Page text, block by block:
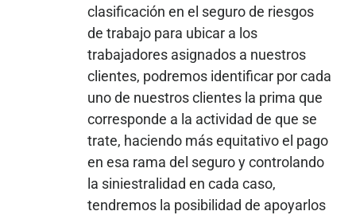
clasificación en el seguro de riesgos
de trabajo para ubicar a los
trabajadores asignados a nuestros
clientes, podremos identificar por cada
uno de nuestros clientes la prima que
corresponde a la actividad de que se
trate, haciendo más equitativo el pago
en esa rama del seguro y controlando
la siniestralidad en cada caso,
tendremos la posibilidad de apoyarlos